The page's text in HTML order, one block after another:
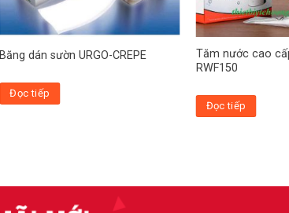
Băng dán sườn URGO-CREPE
Đọc tiếp
Tăm nước cao
RWF150
Đọc tiếp